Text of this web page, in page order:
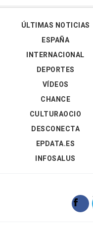
ÚLTIMAS NOTICIAS
ESPAÑA
INTERNACIONAL
DEPORTES
VÍDEOS
CHANCE
CULTURAOCIO
DESCONECTA
EPDATA.ES
INFOSALUS